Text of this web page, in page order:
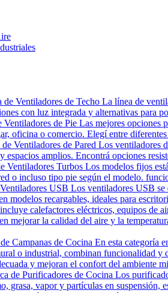
de Ventiladores de Techo La línea de
con luz integrada y alternativas para
Ventiladores de Pie Las mejores opciones
oficina o comercio. Elegí entre
Ventiladores de Pared Los ventiladores
espacios amplios. Encontrá opciones
Ventiladores Turbos Los modelos fijos
o incluso tipo pie según el modelo.
USB Los ventiladores USB
modelos recargables, ideales para
calefactores eléctricos, equipos de
mejorar la calidad del aire y la
Campanas de Cocina En esta categoría
o industrial, combinan funcionalidad y
y mejoran el confort del ambiente
de Purificadores de Cocina Los
grasa, vapor y partículas en